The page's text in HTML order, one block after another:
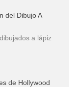
del Dibujo A
a lápiz
de Hollywood